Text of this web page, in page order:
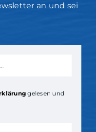
an und sei
gelesen und